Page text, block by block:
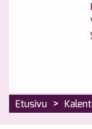
Etusivu >